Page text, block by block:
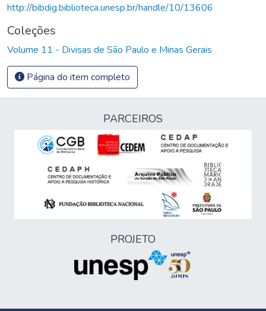
http://bibdig.biblioteca.unesp.br/handle/10/13606
Coleções
Volume 11 - Divisas de São Paulo e Minas Gerais
Página do item completo
PARCEIROS
PROJETO